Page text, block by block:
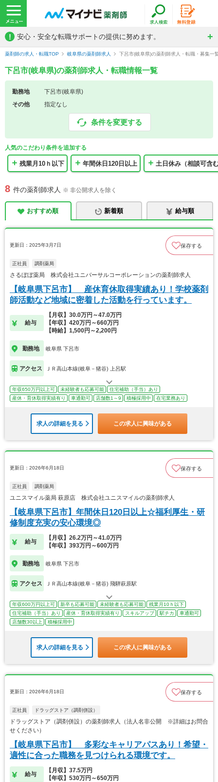
! 安心・安全な転職サポートの提供に努めます。
薬剤師の求人・転職TOP 岐阜県の薬剤師求人 下呂市(岐阜県)の薬剤師求人・転職・募集一
下呂市(岐阜県)の薬剤師求人・転職情報一覧
勤務地
下呂市(岐阜県)
その他
指定なし
条件を変更する
人気のこだわり条件を追加する
残業月10ｈ以下 年間休日120日以上 土日休み（相談可含
8 件の薬剤師求人 ※ 非公開求人を除く
おすすめ順 新着順 給与順
更新日：2025年3月7日 保存する
正社員 調剤薬局
さるぼぼ薬局 株式会社ユニバーサルコーポレーションの薬剤師求人
【岐阜県下呂市】 産休育休取得実績あり！学校薬剤
師活動など地域に密着した活動を行っています。
給与
【月収】30.0万円～47.0万円
【年収】420万円～660万円
【時給】1,500円～2,200円
勤務地 岐阜県 下呂市
アクセス ＪＲ高山本線(岐阜－猪谷) 上呂駅
年収650万円以上可 未経験者も応募可能
住宅補助（手当）あり
産休・育休取得実績有り
車通勤可 店舗数1～9 積極採用中 在宅業務あり
求人の詳細を見る この求人に興味がある
更新日：2026年6月18日 保存する
正社員 調剤薬局
ユニスマイル薬局 萩原店 株式会社ユニスマイルの薬剤師求人
【岐阜県下呂市】年間休日120日以上☆福利厚生・研
修制度充実の安心環境◎
給与
【月収】26.2万円～41.0万円
【年収】393万円～600万円
勤務地 岐阜県 下呂市
アクセス ＪＲ高山本線(岐阜－猪谷) 飛騨萩原駅
年収600万円以上可 新卒も応募可能 未経験者も応募可能
残業月10ｈ以下
住宅補助（手当）あり
産休・育休取得実績有り スキルアップ 駅チカ
車通勤可
店舗数30以上
積極採用中
求人の詳細を見る この求人に興味がある
更新日：2026年6月18日 保存する
正社員 ドラッグストア（調剤併設）
ドラッグストア（調剤併設）の薬剤師求人（法人名非公開 ※詳細はお問合
せください）
【岐阜県下呂市】 多彩なキャリアパスあり！希望・
適性に合った職務を見つけられる環境です。
給与
【月収】37.5万円
【年収】530万円～650万円